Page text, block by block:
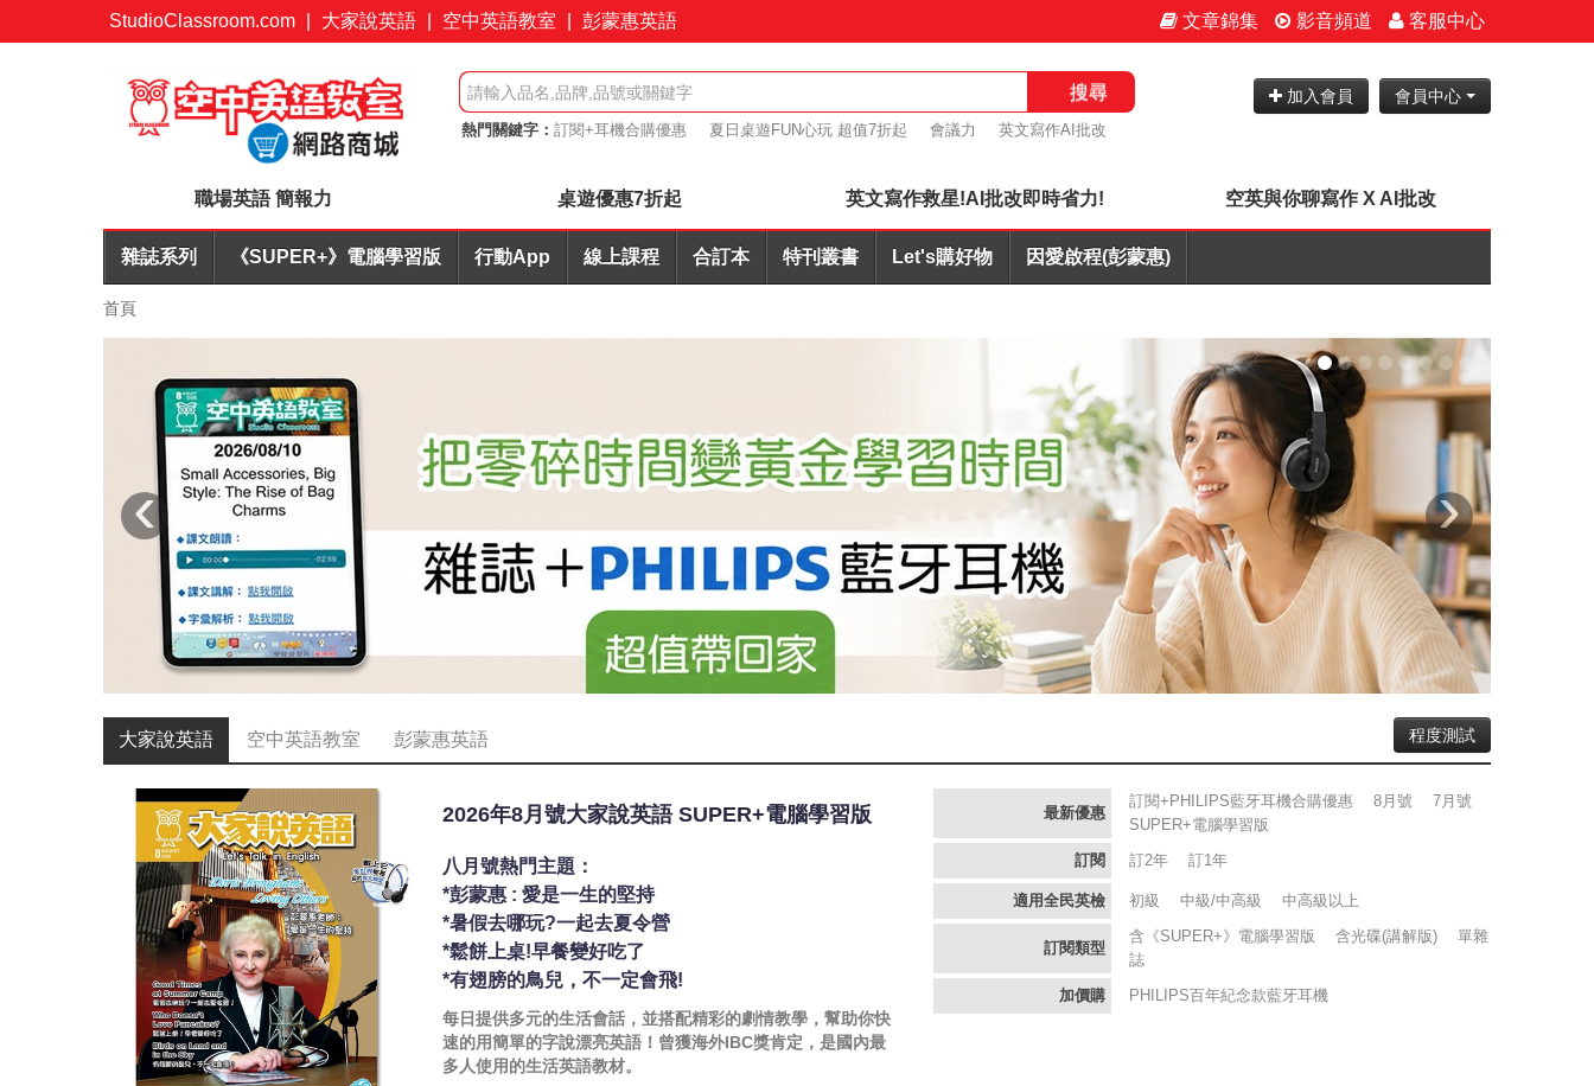
StudioClassroom.com 大家說英語 空中英語教室 彭蒙惠英語 文章錦集 影音頻道 客服中心
搜尋
熱門關鍵字： 訂閱+耳機合購優惠 夏日桌遊FUN心玩 超值7折起 會議力
英文寫作AI批改
加入會員 會員中心
職場英語 簡報力 桌遊優惠7折起 英文寫作救星!AI批改即時省力! 空英與你聊寫作 X AI批改
雜誌系列 《SUPER+》電腦學習版 行動App 線上課程 合訂本 特刊叢書 Let's購好物 因愛啟程(彭蒙惠)
首頁
‹ ›
大家說英語 空中英語教室 彭蒙惠英語 程度測試
2026年8月號大家說英語 SUPER+電腦學習版
八月號熱門主題：
*彭蒙惠 : 愛是一生的堅持
*暑假去哪玩?一起去夏令營
*鬆餅上桌!早餐變好吃了
*有翅膀的鳥兒，不一定會飛!
每日提供多元的生活會話，並搭配精彩的劇情教學，幫助你快
速的用簡單的字說漂亮英語！曾獲海外IBC獎肯定，是國內最
多人使用的生活英語教材。
最新優惠
訂閱+PHILIPS藍牙耳機合購優惠 8月號
7月號
SUPER+電腦學習版
訂閱
訂2年 訂1年
適用全民英檢 初級 中級/中高級 中高級以上
訂閱類型
含《SUPER+》電腦學習版 含光碟(講解版)
單雜
誌
加價購
PHILIPS百年紀念款藍牙耳機